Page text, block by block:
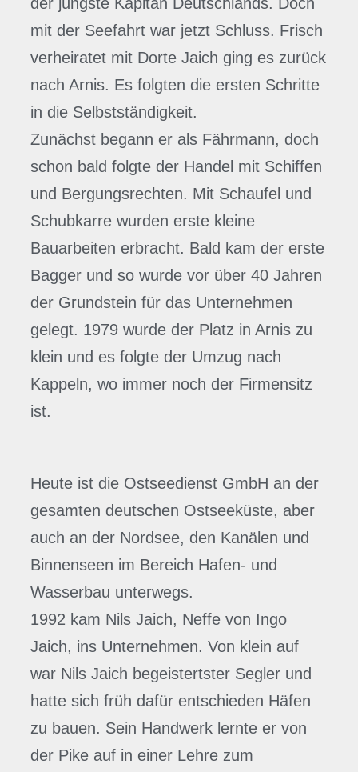
mit der Seefahrt war jetzt Schluss. Frisch
verheiratet mit Dorte Jaich ging es zurück
nach Arnis. Es folgten die ersten Schritte
in die Selbstständigkeit.
Zunächst begann er als Fährmann, doch
schon bald folgte der Handel mit Schiffen
und Bergungsrechten. Mit Schaufel und
Schubkarre wurden erste kleine
Bauarbeiten erbracht. Bald kam der erste
Bagger und so wurde vor über 40 Jahren
der Grundstein für das Unternehmen
gelegt. 1979 wurde der Platz in Arnis zu
klein und es folgte der Umzug nach
Kappeln, wo immer noch der Firmensitz
ist.
Heute ist die Ostseedienst GmbH an der
gesamten deutschen Ostseeküste, aber
auch an der Nordsee, den Kanälen und
Binnenseen im Bereich Hafen- und
Wasserbau unterwegs.
1992 kam Nils Jaich, Neffe von Ingo
Jaich, ins Unternehmen. Von klein auf
war Nils Jaich begeistertster Segler und
hatte sich früh dafür entschieden Häfen
zu bauen. Sein Handwerk lernte er von
der Pike auf in einer Lehre zum